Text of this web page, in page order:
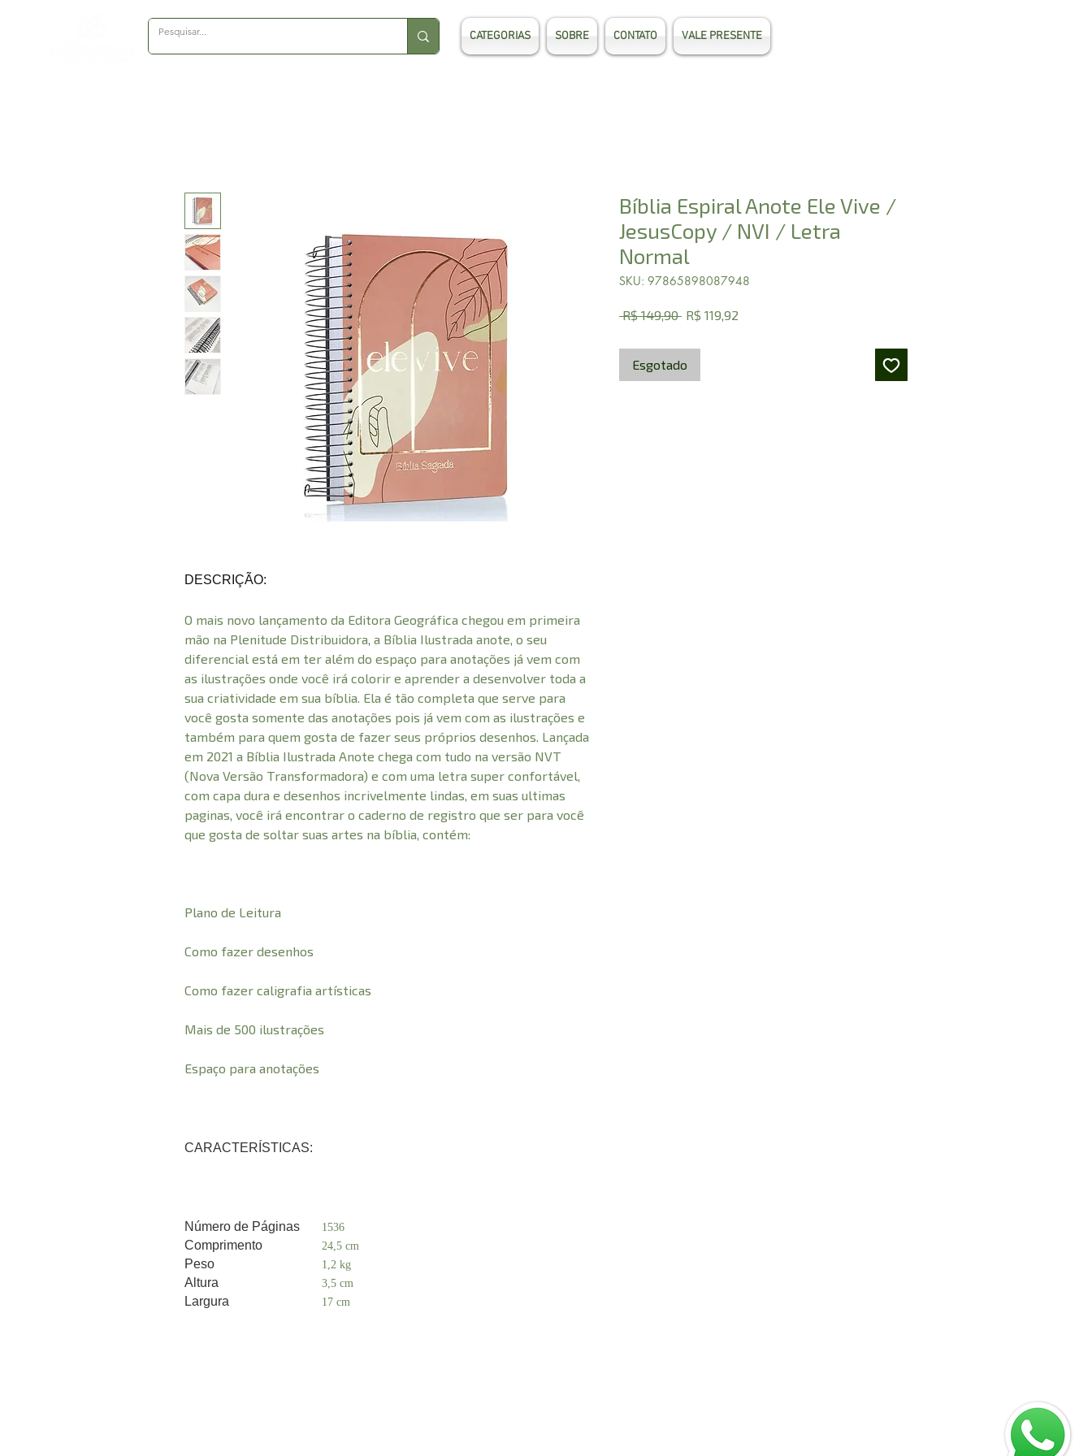
CATEGORIAS SOBRE CONTATO VALE PRESENTE
DESCRIÇÃO:
O mais novo lançamento da Editora Geográfica chegou em primeira
mão na Plenitude Distribuidora, a Bíblia Ilustrada anote, o seu
diferencial está em ter além do espaço para anotações já vem com
as ilustrações onde você irá colorir e aprender a desenvolver toda a
sua criatividade em sua bíblia. Ela é tão completa que serve para
você gosta somente das anotações pois já vem com as ilustrações e
também para quem gosta de fazer seus próprios desenhos. Lançada
em 2021 a Bíblia Ilustrada Anote chega com tudo na versão NVT
(Nova Versão Transformadora) e com uma letra super confortável,
com capa dura e desenhos incrivelmente lindas, em suas ultimas
paginas, você irá encontrar o caderno de registro que ser para você
que gosta de soltar suas artes na bíblia, contém:
Plano de Leitura
Como fazer desenhos
Como fazer caligrafia artísticas
Mais de 500 ilustrações
Espaço para anotações
CARACTERÍSTICAS:
Número de Páginas 1536
Comprimento 24,5 cm
Peso 1,2 kg
Altura 3,5 cm
Largura 17 cm
Bíblia Espiral Anote Ele Vive /
JesusCopy / NVI / Letra
Normal
SKU: 97865898087948
R$ 149,90 Preço
R$ 119,92
Esgotado